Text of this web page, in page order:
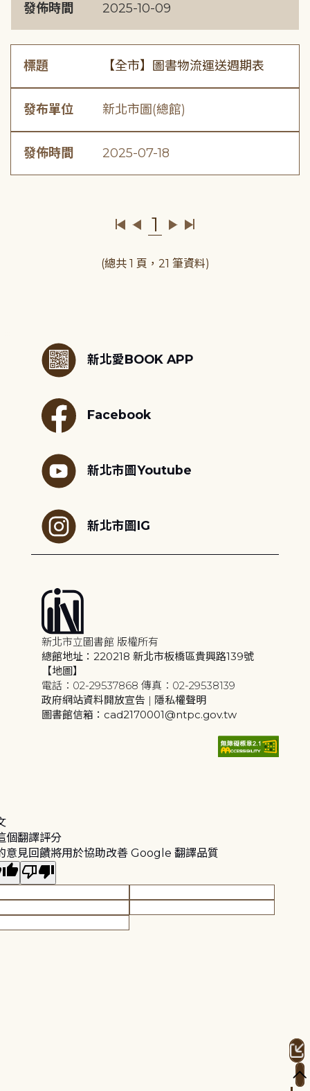
發佈時間 2025-10-09
標題 【全市】圖書物流運送週期表
發布單位 新北市圖(總館)
發佈時間 2025-07-18
1
(總共 1 頁，21 筆資料)
新北愛BOOK APP
Facebook
新北市圖Youtube
新北市圖IG
新北市立圖書館 版權所有
總館地址：220218 新北市板橋區貴興路139號
【地圖】
電話：02-29537868 傳真：02-29538139
政府網站資料開放宣告 | 隱私權聲明
圖書館信箱：cad2170001@ntpc.gov.tw
個翻譯評分
意見回饋將用於協助改善 Google 翻譯品質